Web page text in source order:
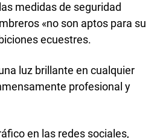
medidas de seguridad
«no son aptos para su
ecuestres.
luz brillante en cualquier
profesional y
en las redes sociales,